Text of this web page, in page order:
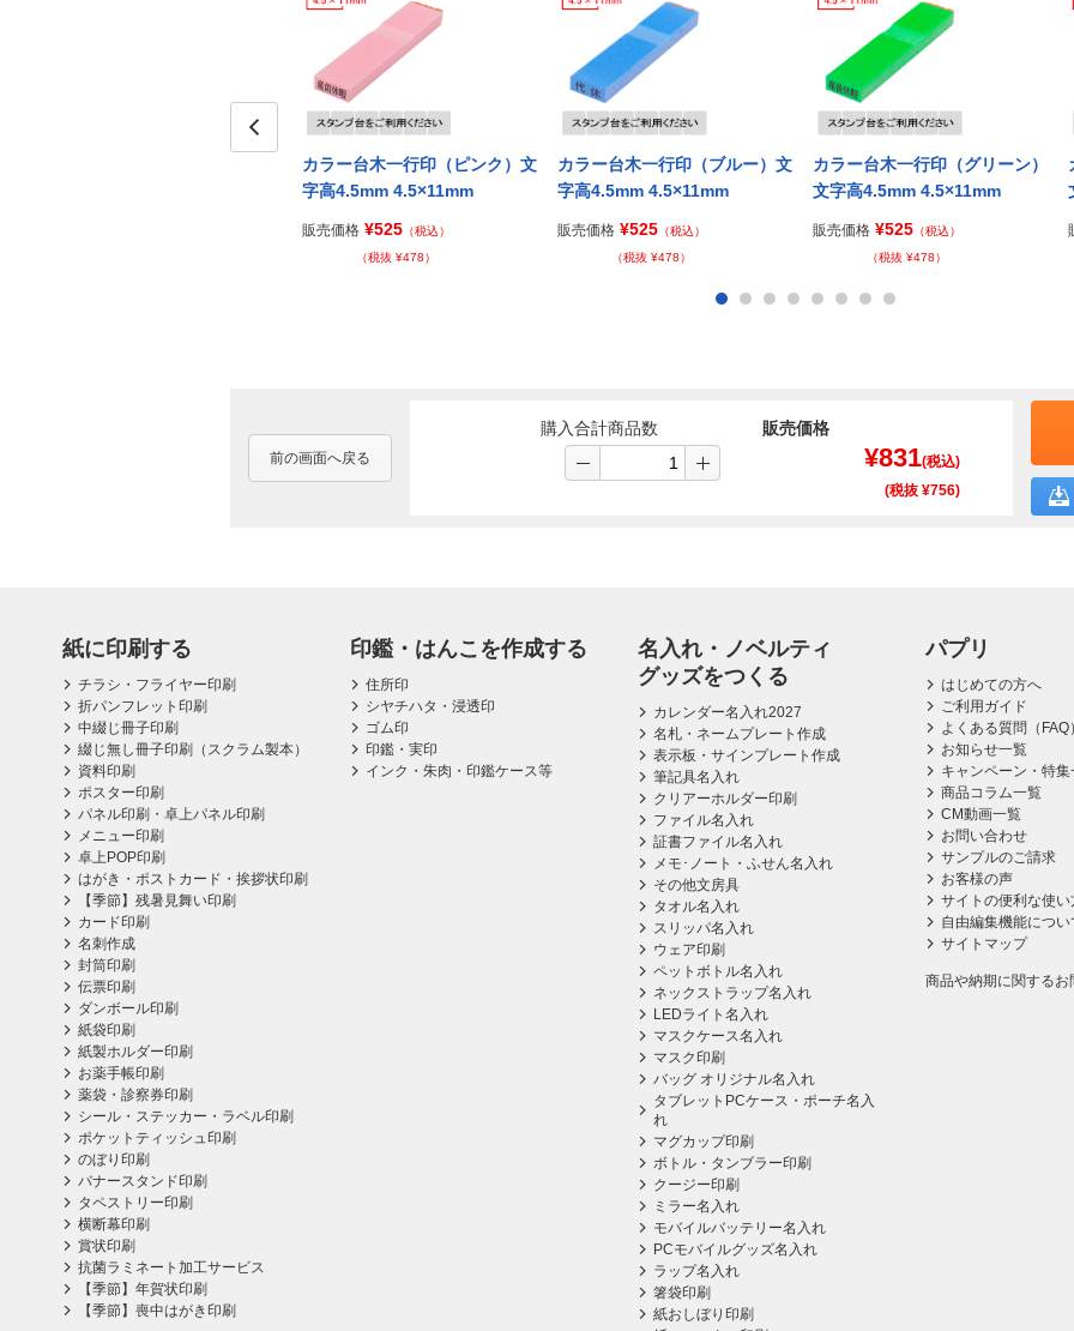
カラー台木一行印（ピンク）文
字高4.5mm 4.5×11mm
販売価格 ¥525 （税込）
（税抜 ¥478）
カラー台木一行印（ブルー）文
字高4.5mm 4.5×11mm
販売価格 ¥525 （税込）
（税抜 ¥478）
カラー台木一行印（グリーン）
文字高4.5mm 4.5×11mm
販売価格 ¥525 （税込）
（税抜 ¥478）
前の画面へ戻る
購入合計商品数 販売価格
¥831(税込)
(税抜 ¥756)
紙に印刷する
チラシ・フライヤー印刷
折パンフレット印刷
中綴じ冊子印刷
綴じ無し冊子印刷（スクラム製本）
資料印刷
ポスター印刷
パネル印刷・卓上パネル印刷
メニュー印刷
卓上POP印刷
はがき・ポストカード・挨拶状印刷
【季節】残暑見舞い印刷
カード印刷
名刺作成
封筒印刷
伝票印刷
ダンボール印刷
紙袋印刷
紙製ホルダー印刷
お薬手帳印刷
薬袋・診察券印刷
シール・ステッカー・ラベル印刷
ポケットティッシュ印刷
のぼり印刷
バナースタンド印刷
タペストリー印刷
横断幕印刷
賞状印刷
抗菌ラミネート加工サービス
【季節】年賀状印刷
【季節】喪中はがき印刷
印鑑・はんこを作成する
住所印
シヤチハタ・浸透印
ゴム印
印鑑・実印
インク・朱肉・印鑑ケース等
名入れ・ノベルティ
グッズをつくる
カレンダー名入れ2027
名札・ネームプレート作成
表示板・サインプレート作成
筆記具名入れ
クリアーホルダー印刷
ファイル名入れ
証書ファイル名入れ
メモ･ノート・ふせん名入れ
その他文房具
タオル名入れ
スリッパ名入れ
ウェア印刷
ペットボトル名入れ
ネックストラップ名入れ
LEDライト名入れ
マスクケース名入れ
マスク印刷
バッグ オリジナル名入れ
タブレットPCケース・ポーチ名入
れ
マグカップ印刷
ボトル・タンブラー印刷
クージー印刷
ミラー名入れ
モバイルバッテリー名入れ
PCモバイルグッズ名入れ
ラップ名入れ
箸袋印刷
紙おしぼり印刷
パプリ
はじめての方へ
ご利用ガイド
よくある質問（FAQ
お知らせ一覧
キャンペーン・特集
商品コラム一覧
CM動画一覧
お問い合わせ
サンプルのご請求
お客様の声
サイトの便利な使い
自由編集機能につい
サイトマップ
商品や納期に関する